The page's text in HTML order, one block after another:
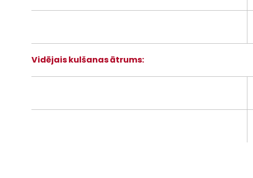
Vidējais kulšanas ātrums: